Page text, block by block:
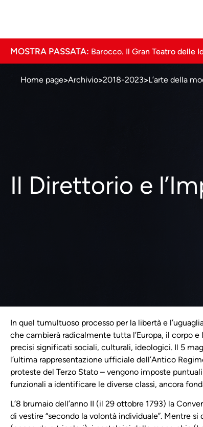
MOSTRA PASSATA: Barocco. Il Gran Teatro delle
Home page>Archivio>2018-2023>L’arte della
Il Direttorio e
In quel tumultuoso processo per la libertà e
che cambierà radicalmente tutta l’Europa, il corpo e
precisi significati sociali, culturali, ideologici. Il 5
l’ultima rappresentazione ufficiale dell’Antico
proteste del Terzo Stato – vengono imposte
funzionali a identificare le diverse classi, ancora
L’8 brumaio dell’anno II (il 29 ottobre 1793) la
di vestire “secondo la volontà individuale”. Mentre